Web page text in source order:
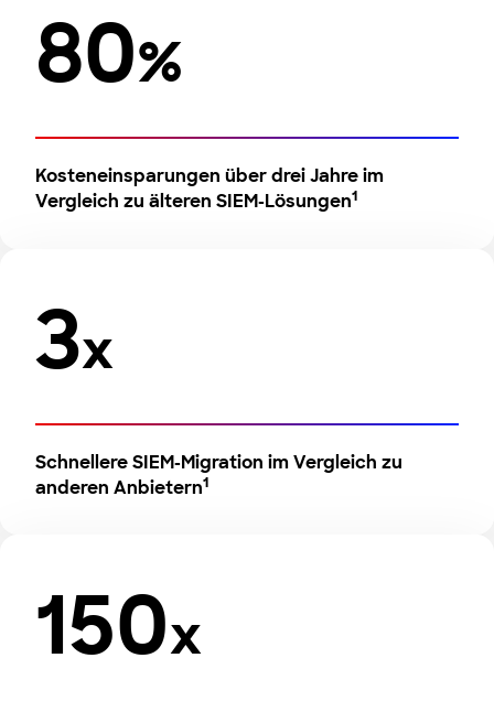
80%
Kosteneinsparungen über drei Jahre im
Vergleich zu älteren SIEM-Lösungen1
3x
Schnellere SIEM-Migration im Vergleich zu
anderen Anbietern1
150x